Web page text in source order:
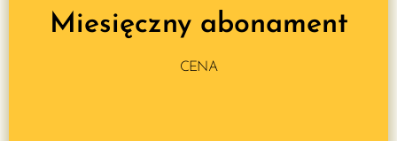
Miesięczny abonament
CENA